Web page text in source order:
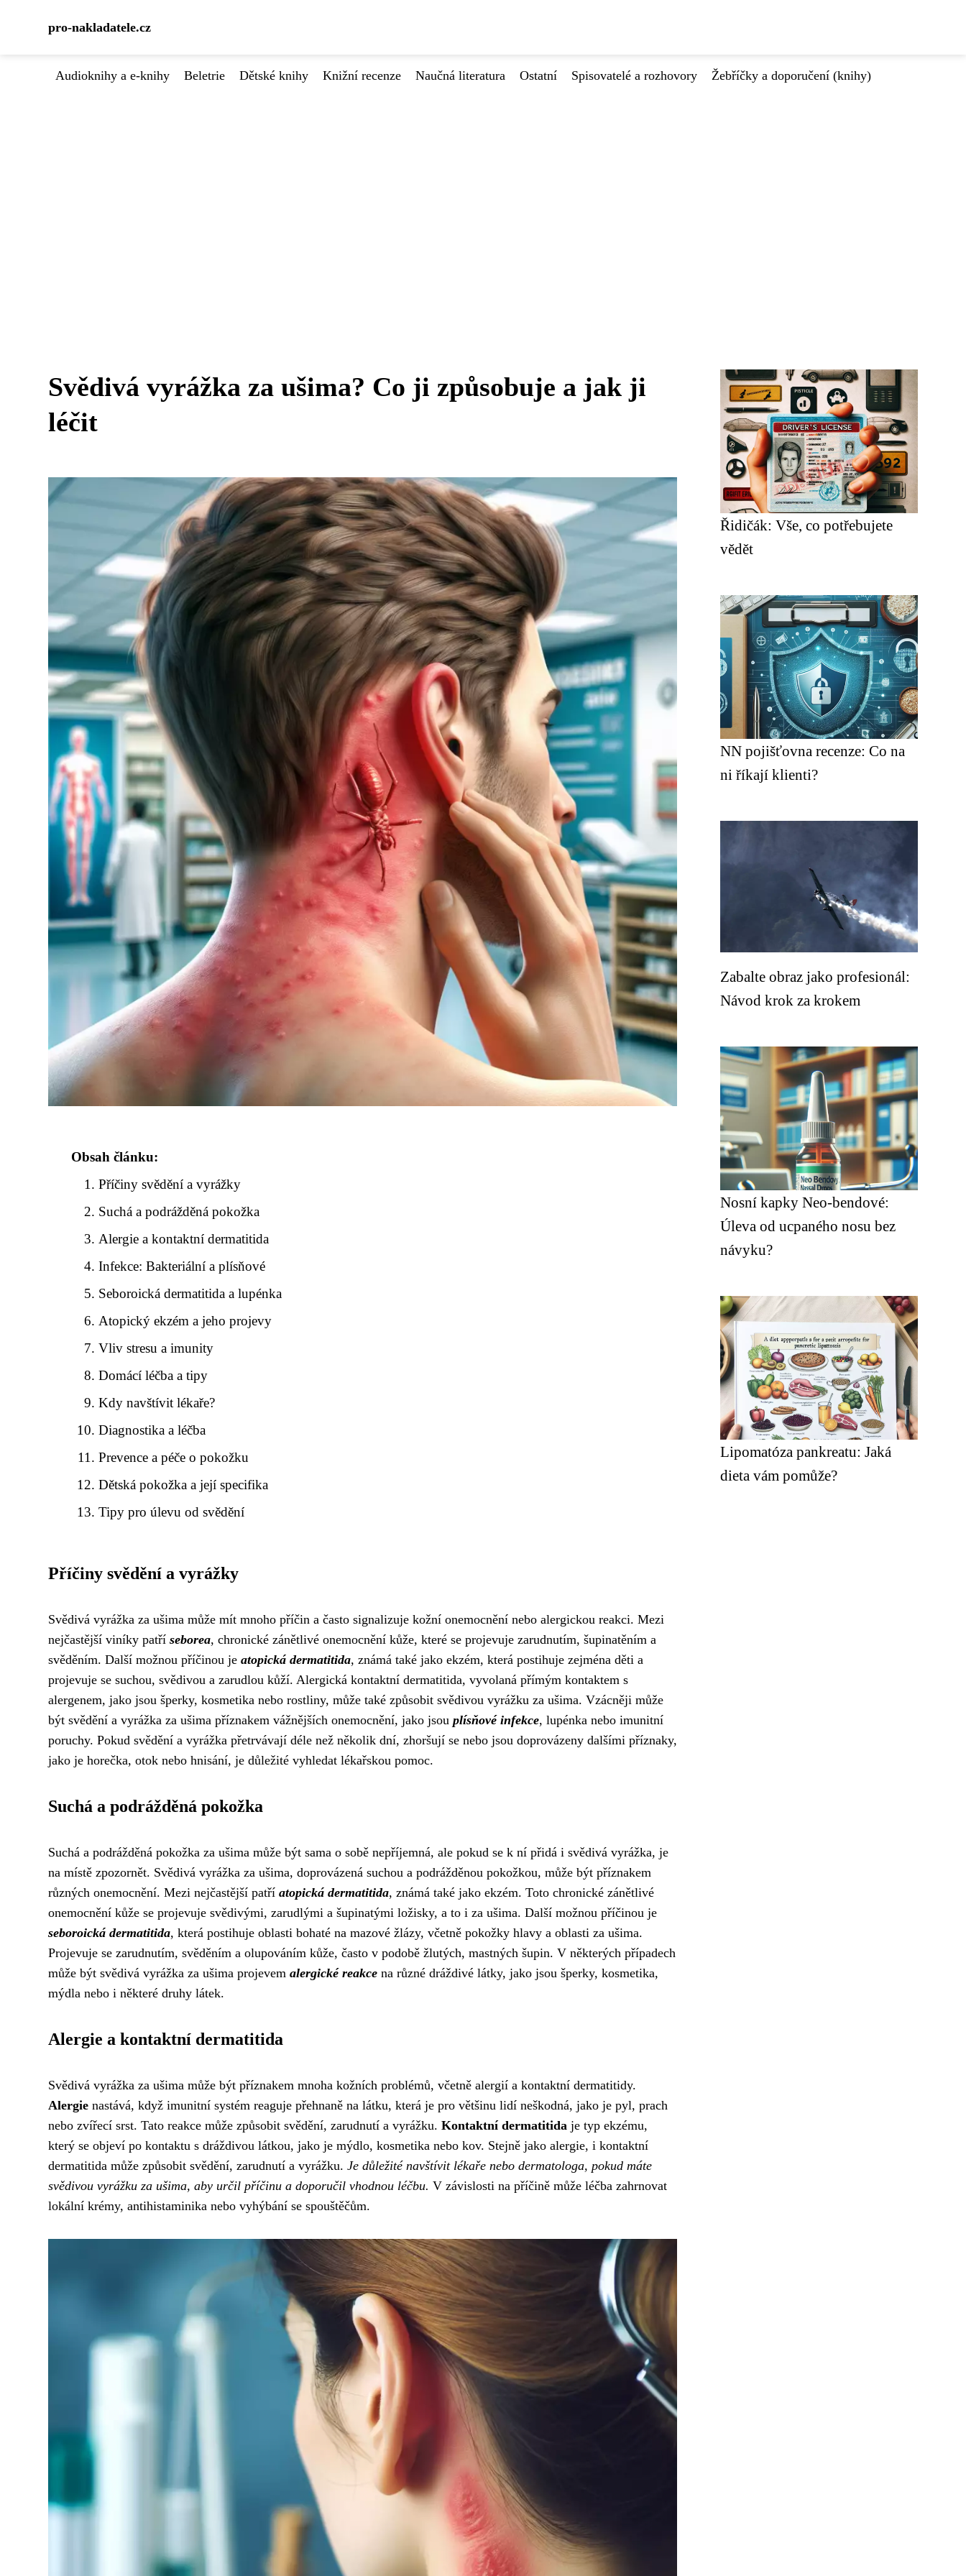
pro-nakladatele.cz
Audioknihy a e-knihy Beletrie Dětské knihy Knižní recenze Naučná literatura Ostatní Spisovatelé a rozhovory Žebříčky a doporučení (knihy)
Svědivá vyrážka za ušima? Co ji způsobuje a jak ji
léčit
Obsah článku:
Příčiny svědění a vyrážky
Suchá a podrážděná pokožka
Alergie a kontaktní dermatitida
Infekce: Bakteriální a plísňové
Seboroická dermatitida a lupénka
Atopický ekzém a jeho projevy
Vliv stresu a imunity
Domácí léčba a tipy
Kdy navštívit lékaře?
Diagnostika a léčba
Prevence a péče o pokožku
Dětská pokožka a její specifika
Tipy pro úlevu od svědění
Příčiny svědění a vyrážky
Svědivá vyrážka za ušima může mít mnoho příčin a často signalizuje kožní onemocnění nebo alergickou reakci. Mezi
nejčastější viníky patří seborea, chronické zánětlivé onemocnění kůže, které se projevuje zarudnutím, šupinatěním a
svěděním. Další možnou příčinou je atopická dermatitida, známá také jako ekzém, která postihuje zejména děti a
projevuje se suchou, svědivou a zarudlou kůží. Alergická kontaktní dermatitida, vyvolaná přímým kontaktem s
alergenem, jako jsou šperky, kosmetika nebo rostliny, může také způsobit svědivou vyrážku za ušima. Vzácněji může
být svědění a vyrážka za ušima příznakem vážnějších onemocnění, jako jsou plísňové infekce, lupénka nebo imunitní
poruchy. Pokud svědění a vyrážka přetrvávají déle než několik dní, zhoršují se nebo jsou doprovázeny dalšími příznaky,
jako je horečka, otok nebo hnisání, je důležité vyhledat lékařskou pomoc.
Suchá a podrážděná pokožka
Suchá a podrážděná pokožka za ušima může být sama o sobě nepříjemná, ale pokud se k ní přidá i svědivá vyrážka, je
na místě zpozornět. Svědivá vyrážka za ušima, doprovázená suchou a podrážděnou pokožkou, může být příznakem
různých onemocnění. Mezi nejčastější patří atopická dermatitida, známá také jako ekzém. Toto chronické zánětlivé
onemocnění kůže se projevuje svědivými, zarudlými a šupinatými ložisky, a to i za ušima. Další možnou příčinou je
seboroická dermatitida, která postihuje oblasti bohaté na mazové žlázy, včetně pokožky hlavy a oblasti za ušima.
Projevuje se zarudnutím, svěděním a olupováním kůže, často v podobě žlutých, mastných šupin. V některých případech
může být svědivá vyrážka za ušima projevem alergické reakce na různé dráždivé látky, jako jsou šperky, kosmetika,
mýdla nebo i některé druhy látek.
Alergie a kontaktní dermatitida
Svědivá vyrážka za ušima může být příznakem mnoha kožních problémů, včetně alergií a kontaktní dermatitidy.
Alergie nastává, když imunitní systém reaguje přehnaně na látku, která je pro většinu lidí neškodná, jako je pyl, prach
nebo zvířecí srst. Tato reakce může způsobit svědění, zarudnutí a vyrážku. Kontaktní dermatitida je typ ekzému,
který se objeví po kontaktu s dráždivou látkou, jako je mýdlo, kosmetika nebo kov. Stejně jako alergie, i kontaktní
dermatitida může způsobit svědění, zarudnutí a vyrážku. Je důležité navštívit lékaře nebo dermatologa, pokud máte
svědivou vyrážku za ušima, aby určil příčinu a doporučil vhodnou léčbu. V závislosti na příčině může léčba zahrnovat
lokální krémy, antihistaminika nebo vyhýbání se spouštěčům.
Řidičák: Vše, co potřebujete
vědět
NN pojišťovna recenze: Co na
ni říkají klienti?
Zabalte obraz jako profesionál:
Návod krok za krokem
Nosní kapky Neo-bendové:
Úleva od ucpaného nosu bez
návyku?
Lipomatóza pankreatu: Jaká
dieta vám pomůže?